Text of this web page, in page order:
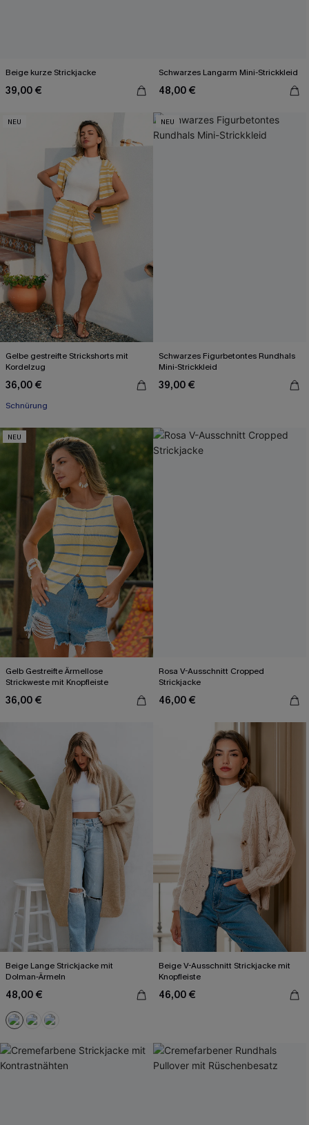
Beige kurze Strickjacke
39,00 €
Schwarzes Langarm Mini-Strickkleid
48,00 €
NEU
Gelbe gestreifte Strickshorts mit
Kordelzug
36,00 €
Schnürung
NEU
Schwarzes Figurbetontes Rundhals
Mini-Strickkleid
39,00 €
NEU
Gelb Gestreifte Ärmellose
Strickweste mit Knopfleiste
36,00 €
Rosa V-Ausschnitt Cropped
Strickjacke
46,00 €
Beige Lange Strickjacke mit
Dolman-Ärmeln
48,00 €
Beige V-Ausschnitt Strickjacke mit
Knopfleiste
46,00 €